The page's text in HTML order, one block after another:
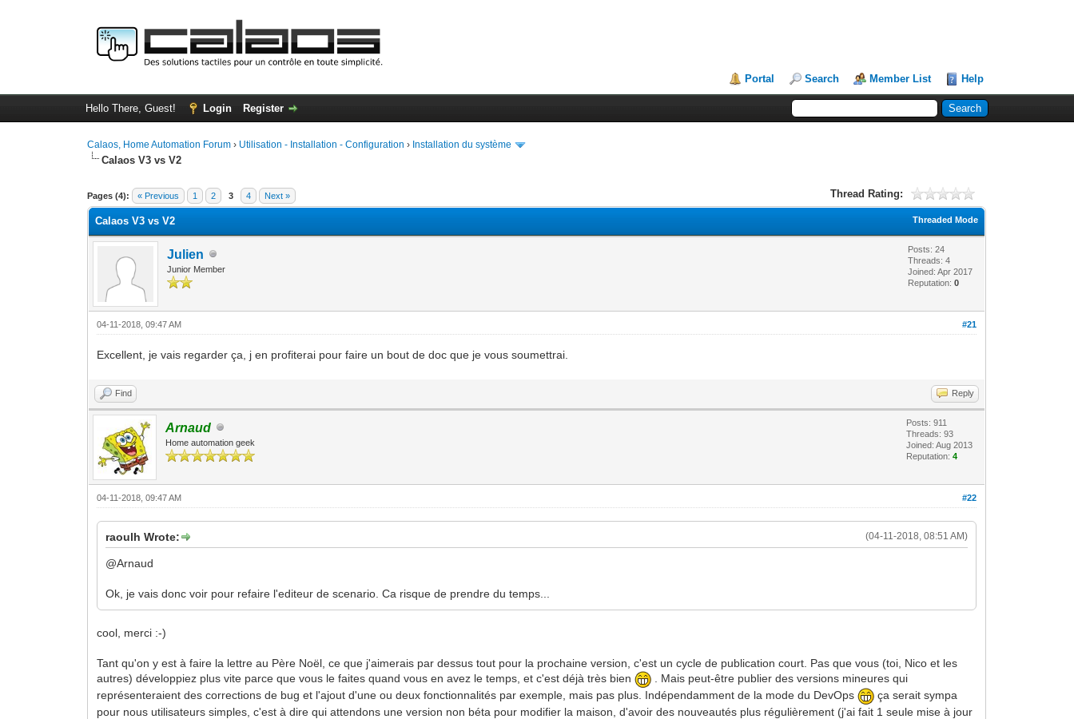
Portal Search Member List Help
Hello There, Guest! Login Register
Calaos, Home Automation Forum › Utilisation - Installation - Configuration › Installation du système
Calaos V3 vs V2
Pages (4): « Previous 1 2 3 4 Next » Thread Rating:
0 Vote(s) - 0 Average
1
2
3
4
5
Threaded Mode
Calaos V3 vs V2
Julien
Junior Member
Posts: 24
Threads: 4
Joined: Apr 2017
Reputation:0
#21
04-11-2018, 09:47 AM
Excellent, je vais regarder ça, j en profiterai pour faire un bout de doc que je vous soumettrai.
Find Reply
Arnaud
Home automation geek
Posts: 911
Threads: 93
Joined: Aug 2013
Reputation:4
#22
04-11-2018, 09:47 AM
(04-11-2018, 08:51 AM)
raoulh Wrote:
@Arnaud
Ok, je vais donc voir pour refaire l'editeur de scenario. Ca risque de prendre du temps...
cool, merci :-)
Tant qu'on y est à faire la lettre au Père Noël, ce que j'aimerais par dessus tout pour la prochaine version, c'est un cycle de publication court. Pas que vous (toi, Nico et les
autres) développiez plus vite parce que vous le faites quand vous en avez le temps, et c'est déjà très bien
. Mais peut-être publier des versions mineures qui
représenteraient des corrections de bug et l'ajout d'une ou deux fonctionnalités par exemple, mais pas plus. Indépendamment de la mode du DevOps
ça serait sympa
pour nous utilisateurs simples, c'est à dire qui attendons une version non béta pour modifier la maison, d'avoir des nouveautés plus régulièrement (j'ai fait 1 seule mise à jour